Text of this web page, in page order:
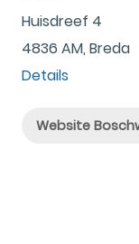
Huisdreef 4
4836 AM, Breda
Details
Website